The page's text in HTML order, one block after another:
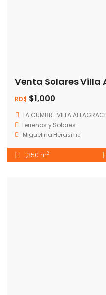
RD$ $1,000
LA CUMBRE VILLA
Terrenos y Solares
Miguelina Herasme
1,350 m2